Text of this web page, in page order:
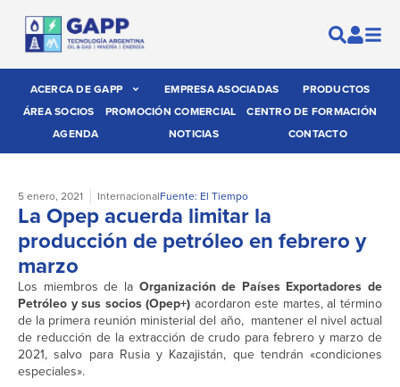
ACERCA DE GAPP EMPRESA ASOCIADAS
PRODUCTOS
ÁREA SOCIOS
PROMOCIÓN COMERCIAL
CENTRO DE FORMACIÓN
AGENDA
NOTICIAS CONTACTO
5 enero, 2021 InternacionalFuente: El Tiempo
La Opep acuerda limitar la
producción de petróleo en febrero y
marzo
Los miembros de la Organización de Países Exportadores de
Petróleo y sus socios (Opep+) acordaron este martes, al término
de la primera reunión ministerial del año, mantener el nivel actual
de reducción de la extracción de crudo para febrero y marzo de
2021, salvo para Rusia y Kazajistán, que tendrán «condiciones
especiales».